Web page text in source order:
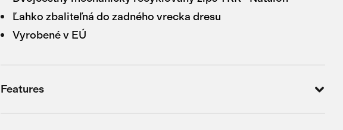
Ľahko zbaliteľná do zadného vrecka dresu
Vyrobené v EÚ
Features